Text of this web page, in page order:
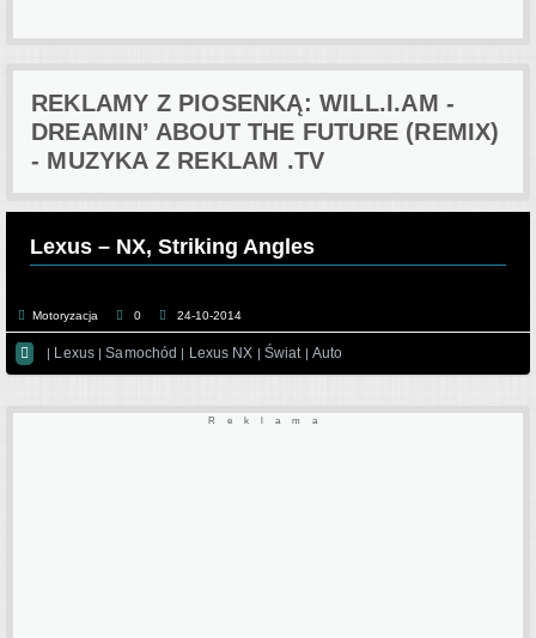
REKLAMY Z PIOSENKĄ: WILL.I.AM -
DREAMIN’ ABOUT THE FUTURE (REMIX)
- MUZYKA Z REKLAM .TV
Lexus – NX, Striking Angles
Motoryzacja 0 24-10-2014
 | Lexus |Samochód | Lexus NX | Świat | Auto
Reklama